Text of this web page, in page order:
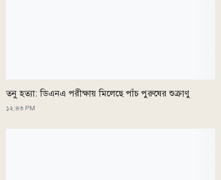
তনু হত্যা: ডিএনএ পরীক্ষায় মিলেছে পাঁচ পুরুষের শুক্রাণু
১২:৪৩ PM